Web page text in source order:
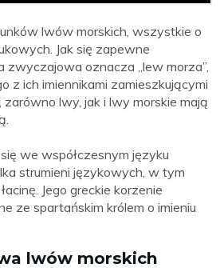
lwów morskich, wszystkie o
Jak się zapewne
zwyczajowa oznacza „lew morza”,
z ich imiennikami zamieszkującymi
lwy, jak i lwy morskie mają
we współczesnym języku
strumieni językowych, w tym
Jego greckie korzenie
ze spartańskim królem o imieniu
lwów morskich